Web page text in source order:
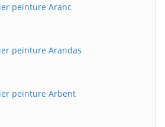
peinture Aranc
peinture Arandas
peinture Arbent